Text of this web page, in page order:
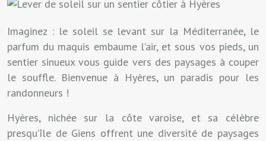
Imaginez : le soleil se levant sur la Méditerranée, le
parfum du maquis embaume l’air, et sous vos pieds, un
sentier sinueux vous guide vers des paysages à couper
le souffle. Bienvenue à Hyères, un paradis pour les
randonneurs !
Hyères, nichée sur la côte varoise, et sa célèbre
presqu’île de Giens offrent une diversité de paysages